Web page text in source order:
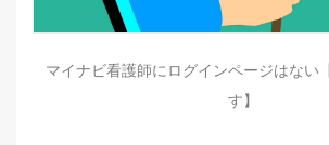
マイナビ看護師にログインページはない
す】